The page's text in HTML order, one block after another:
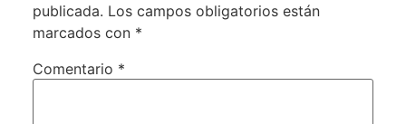
publicada. Los campos obligatorios están
marcados con *
Comentario *